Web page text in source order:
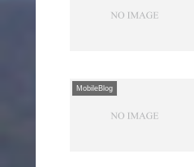
MobileBlog